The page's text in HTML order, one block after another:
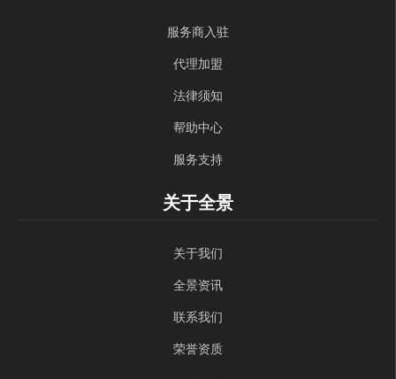
服务商入驻
代理加盟
法律须知
帮助中心
服务支持
关于全景
关于我们
全景资讯
联系我们
荣誉资质